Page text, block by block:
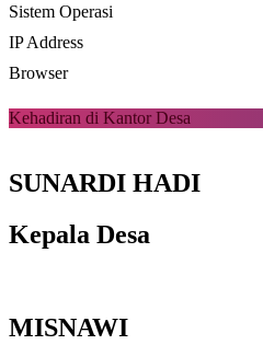
Sistem Operasi
IP Address
Browser
Kehadiran di Kantor Desa
SUNARDI HADI
Kepala Desa
MISNAWI